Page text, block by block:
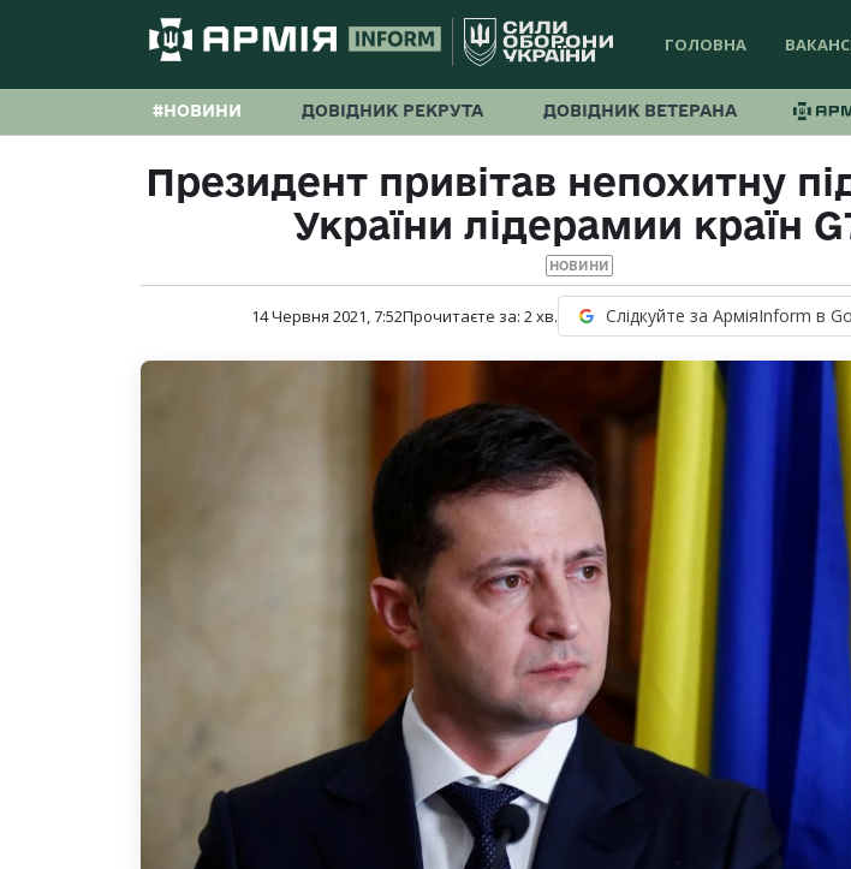
ГОЛОВНА
#НОВИНИ ДОВІДНИК РЕКРУТА ДОВІДНИК ВЕТЕРАНА
Президент привітав непохитну
України лідерамии країн
НОВИНИ
14 Червня 2021, 7:52Прочитаєте за: 2хв. Слідкуйте за АрміяInform в